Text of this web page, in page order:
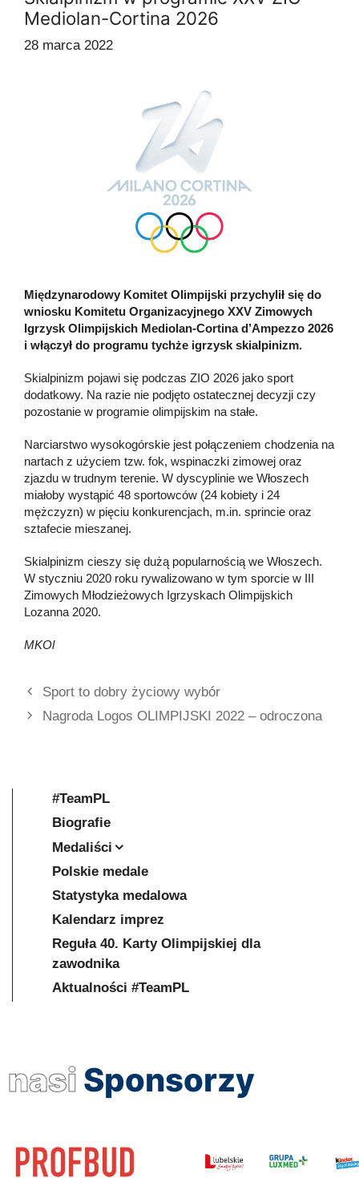
Mediolan-Cortina 2026
28 marca 2022
Międzynarodowy Komitet Olimpijski przychylił się do
wniosku Komitetu Organizacyjnego XXV Zimowych
Igrzysk Olimpijskich Mediolan-Cortina d’Ampezzo 2026
i włączył do programu tychże igrzysk skialpinizm.
Skialpinizm pojawi się podczas ZIO 2026 jako sport
dodatkowy. Na razie nie podjęto ostatecznej decyzji czy
pozostanie w programie olimpijskim na stałe.
Narciarstwo wysokogórskie jest połączeniem chodzenia na
nartach z użyciem tzw. fok, wspinaczki zimowej oraz
zjazdu w trudnym terenie. W dyscyplinie we Włoszech
miałoby wystąpić 48 sportowców (24 kobiety i 24
mężczyzn) w pięciu konkurencjach, m.in. sprincie oraz
sztafecie mieszanej.
Skialpinizm cieszy się dużą popularnością we Włoszech.
W styczniu 2020 roku rywalizowano w tym sporcie w III
Zimowych Młodzieżowych Igrzyskach Olimpijskich
Lozanna 2020.
MKOl
Sport to dobry życiowy wybór
Nagroda Logos OLIMPIJSKI 2022 – odroczona
#TeamPL
Biografie
Medaliści
Polskie medale
Statystyka medalowa
Kalendarz imprez
Reguła 40. Karty Olimpijskiej dla
zawodnika
Aktualności #TeamPL
nasi Sponsorzy